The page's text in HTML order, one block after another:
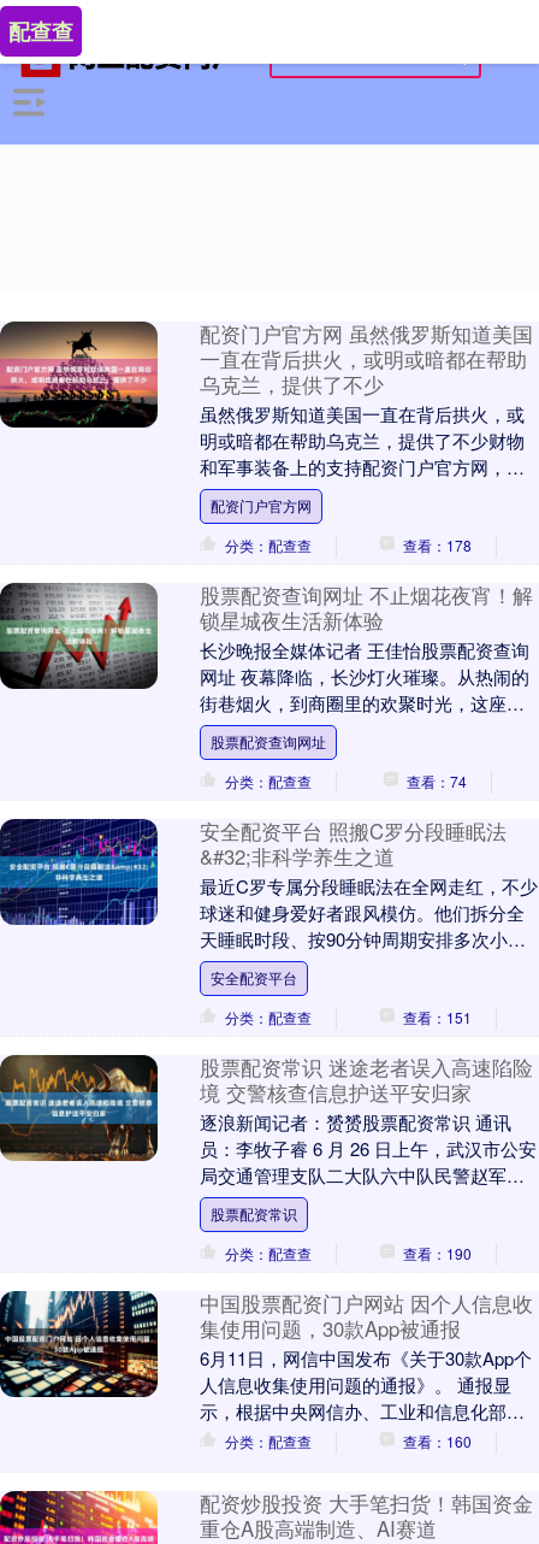
配查查
配资门户官方网 虽然俄罗斯知道美国
一直在背后拱火，或明或暗都在帮助
乌克兰，提供了不少
虽然俄罗斯知道美国一直在背后拱火，或
明或暗都在帮助乌克兰，提供了不少财物
和军事装备上的支持配资门户官方网，但
俄罗斯对美国对很克制，除了偶有的外交
辞令之外，很少有....
配资门户官方网
分类：配查查
查看：178
股票配资查询网址 不止烟花夜宵！解
锁星城夜生活新体验
长沙晚报全媒体记者 王佳怡股票配资查询
网址 夜幕降临，长沙灯火璀璨。从热闹的
街巷烟火，到商圈里的欢聚时光，这座城
市的夜晚总有让人停留的理由。而在距离
喧嚣不远的一....
股票配资查询网址
分类：配查查
查看：74
安全配资平台 照搬C罗分段睡眠法
&#32;非科学养生之道
最近C罗专属分段睡眠法在全网走红，不少
球迷和健身爱好者跟风模仿。他们拆分全
天睡眠时段、按90分钟周期安排多次小
憩、卧室加装信号屏蔽设备、睡前彻底隔
绝电子屏幕，都....
安全配资平台
分类：配查查
查看：151
股票配资常识 迷途老者误入高速陷险
境 交警核查信息护送平安归家
逐浪新闻记者：赟赟股票配资常识 通讯
员：李牧子睿 6 月 26 日上午，武汉市公安
局交通管理支队二大队六中队民警赵军、
张洁开展武大高速路面巡逻，车辆行至武
大向 ....
股票配资常识
分类：配查查
查看：190
中国股票配资门户网站 因个人信息收
集使用问题，30款App被通报
6月11日，网信中国发布《关于30款App个
人信息收集使用问题的通报》。 通报显
示，根据中央网信办、工业和信息化部、
公安部联合发布的《关于开展2026年个人
分类：配查查 查看：160
配资炒股投资 大手笔扫货！韩国资金
重仓A股高端制造、AI赛道